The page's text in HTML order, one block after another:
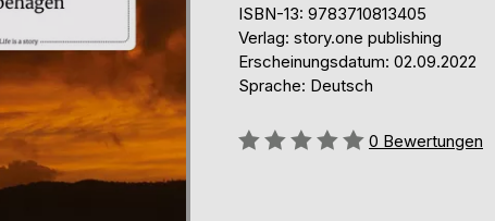
ISBN-13: 9783710813405
Verlag: story.one publishing
Erscheinungsdatum: 02.09.2022
Sprache: Deutsch
Bewertung::
0 Bewertungen